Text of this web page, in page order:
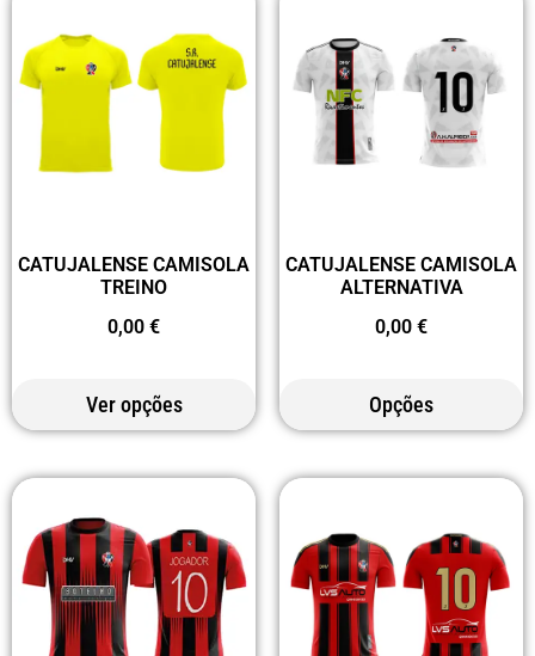
CATUJALENSE CAMISOLA
TREINO
0,00 €
Ver opções
CATUJALENSE CAMISOLA
ALTERNATIVA
0,00 €
Opções